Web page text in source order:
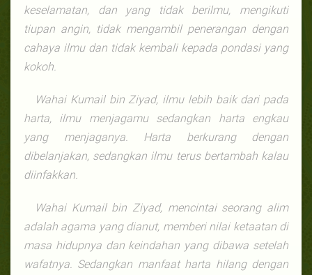
keselamatan, dan yang tidak berilmu, mengikuti
tiupan angin, tidak mengambil penerangan dengan
cahaya ilmu dan tidak kembali kepada pondasi yang
kokoh.
Wahai Kumail bin Ziyad, ilmu lebih baik dari pada
harta, ilmu menjagamu sedangkan harta engkau
yang menjaganya. Harta berkurang dengan
dibelanjakan, sedangkan ilmu terus bertambah kalau
diinfakkan.
Wahai Kumail bin Ziyad, mencintai seorang alim
adalah agama yang dianut, memberi nilai ketaatan di
masa hidupnya dan keindahan yang dibawa setelah
wafatnya. Sedangkan manfaat harta hilang dengan